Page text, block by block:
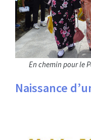
En chemin pour le
Naissance